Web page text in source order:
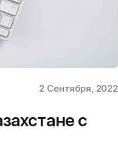
2 Сентября, 2022
с